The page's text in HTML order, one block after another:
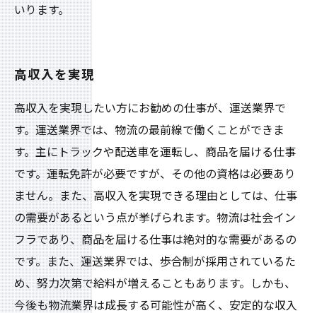
いります。
高収入を実現
高収入を実現したい方にお勧めの仕事が、運送業界で
す。運送業界では、物流の最前線で働くことができま
す。主にトラックや配送車を運転し、商品を届ける仕事
です。運転免許が必要ですが、その他の資格は必要あり
ません。また、高収入を実現できる理由としては、仕事
の需要があるという点が挙げられます。物流は社会イン
フラであり、商品を届ける仕事は絶対的な需要があるの
です。また、運送業界では、歩合制が採用されているた
め、努力次第で給料が増えることもあります。しかも、
今後も物流業界は成長する可能性が高く、安定的な収入